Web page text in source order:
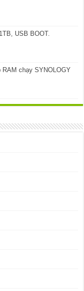
USB BOOT.
RAM chạy SYNOLOGY